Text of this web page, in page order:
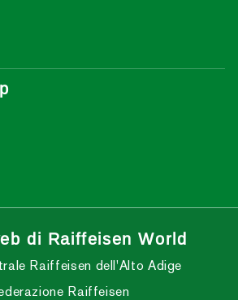
di Raiffeisen World
Raiffeisen dell'Alto Adige
Raiffeisen